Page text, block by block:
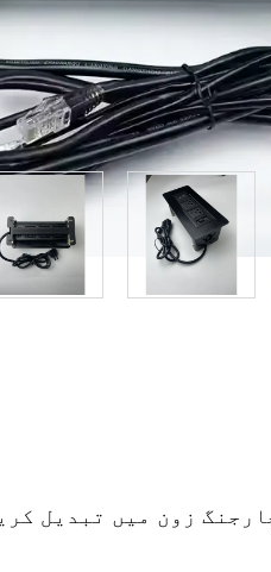
زون میں تبدیل